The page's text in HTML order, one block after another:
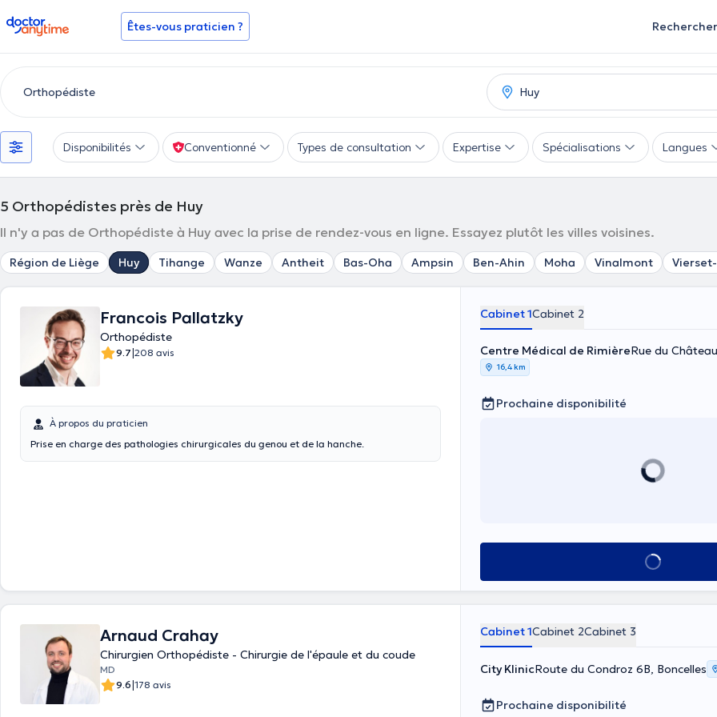
doctoranytime Êtes-vous praticien ? Rechercher
Disponibilités Conventionné Types de consultation Expertise Spécialisations Langues
5 Orthopédistes près de Huy
Il n'y a pas de Orthopédiste à Huy avec la prise de rendez-vous en ligne. Essayez plutôt les villes voisines.
Région de Liège Huy Tihange Wanze Antheit Bas-Oha Ampsin Ben-Ahin Moha Vinalmont
Francois Pallatzky
Orthopédiste
9.7|208 avis
À propos du praticien
Prise en charge des pathologies chirurgicales du genou et de la hanche.
Cabinet 1Cabinet 2
Centre Médical de RimièreRue du
16,4 km
Prochaine disponibilité
Voir tout
Arnaud Crahay
Chirurgien Orthopédiste - Chirurgie de l'épaule et du coude
MD
9.6|178 avis
Cabinet 1Cabinet 2Cabinet 3
City KlinicRoute du Condroz 6B, Boncelles
Prochaine disponibilité